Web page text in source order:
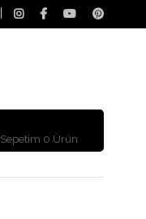
Sepetim 0 Ürün